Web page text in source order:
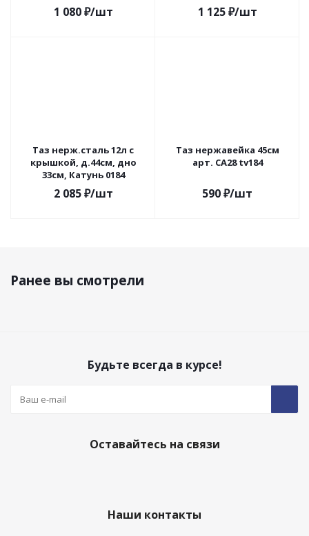
1 080₽/шт 1 125₽/шт
Таз нерж.сталь 12л с
крышкой, д.44см, дно
33см, Катунь 0184
2 085₽/шт
Таз нержавейка 45см
арт. СА28 tv184
590₽/шт
Ранее вы смотрели
Будьте всегда в курсе!
Оставайтесь на связи
Наши контакты